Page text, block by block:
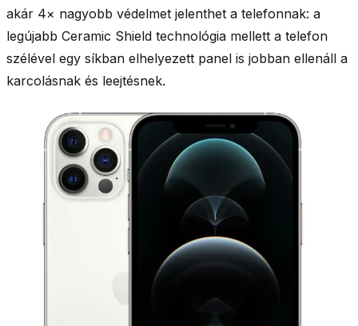
akár 4× nagyobb védelmet jelenthet a telefonnak: a
legújabb Ceramic Shield technológia mellett a telefon
szélével egy síkban elhelyezett panel is jobban ellenáll a
karcolásnak és leejtésnek.